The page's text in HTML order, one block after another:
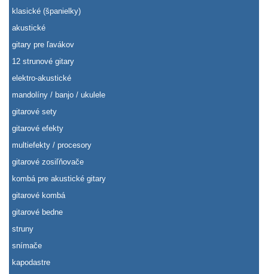
klasické (španielky)
akustické
gitary pre ľavákov
12 strunové gitary
elektro-akustické
mandolíny / banjo / ukulele
gitarové sety
gitarové efekty
multiefekty / procesory
gitarové zosiľňovače
kombá pre akustické gitary
gitarové kombá
gitarové bedne
struny
snímače
kapodastre